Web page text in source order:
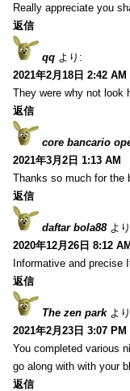
Really appreciate you
返信
qq より:
2021年2月18日 2:42 AM
They were why not look
返信
core bancario
2021年3月2日 1:13 AM
Thanks so much for the
返信
daftar bola88 よ
2020年12月26日 8:12
Informative and precise
返信
The zen park よ
2021年2月23日 3:07 PM
You completed various
go along with with your
返信